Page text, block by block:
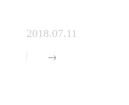
2018.07.11